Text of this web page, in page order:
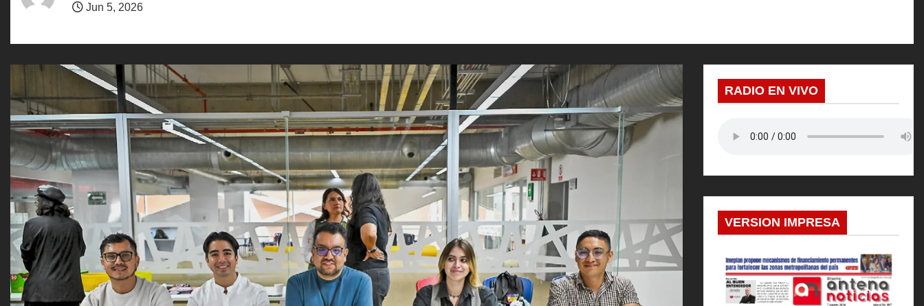
Jun 5, 2026
RADIO EN VIVO
VERSION IMPRESA